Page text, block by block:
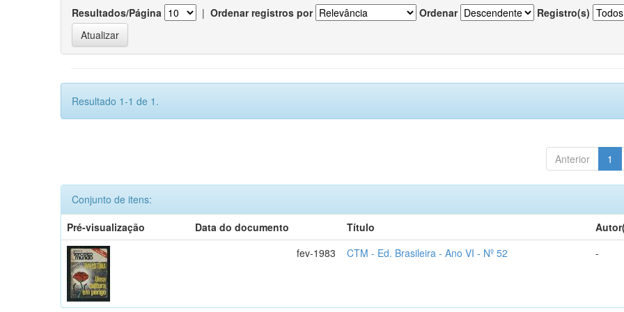
Resultados/Página | Ordenar registros por Ordenar Registro(s)
Resultado 1-1 de 1.
Anterior 1
Conjunto de itens:
Pré-visualização
Data do documento Título
fev-1983
CTM - Ed. Brasileira - Ano VI - Nº 52 -